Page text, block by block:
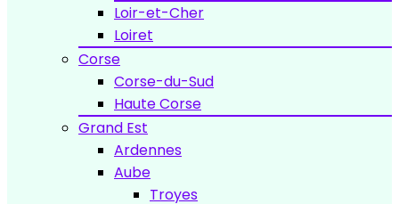
Loir-et-Cher
Loiret
Corse
Corse-du-Sud
Haute Corse
Grand Est
Ardennes
Aube
Troyes